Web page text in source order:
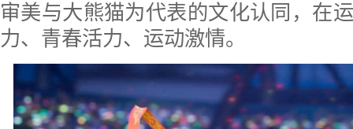
审美与大熊猫为代表的文化认同，在
力、青春活力、运动激情。